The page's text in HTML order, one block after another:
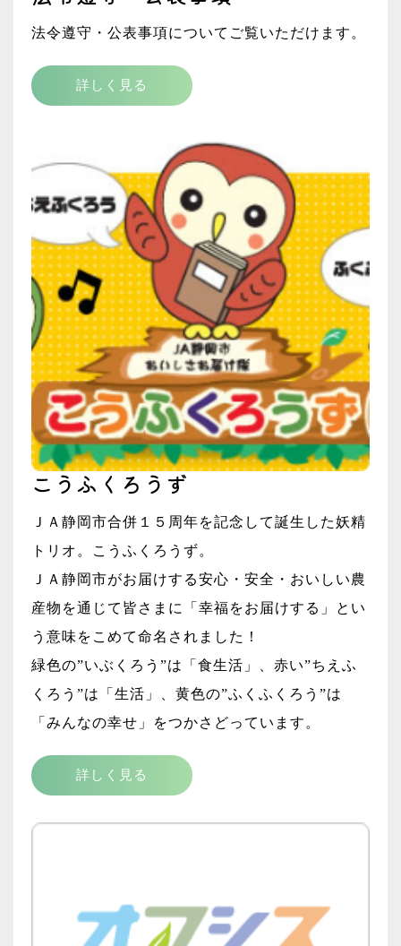
法令遵守・公表事項についてご覧いただけます。
詳しく見る
こうふくろうず
ＪＡ静岡市合併１５周年を記念して誕生した妖精
トリオ。こうふくろうず。
ＪＡ静岡市がお届けする安心・安全・おいしい農
産物を通じて皆さまに「幸福をお届けする」とい
う意味をこめて命名されました！
緑色の”いぶくろう”は「食生活」、赤い”ちえふ
くろう”は「生活」、黄色の”ふくふくろう”は
「みんなの幸せ」をつかさどっています。
詳しく見る